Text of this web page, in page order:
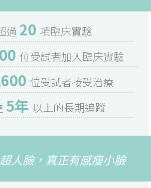
過 20 項臨床實驗
位受試者加入臨床實驗
位受試者接受治療
5年 以上的長期追蹤
人臉，真正有感瘦小臉